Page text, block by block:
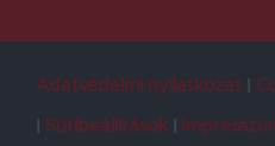
Adatvédelmi nyilatkozat
Sütibeállítások